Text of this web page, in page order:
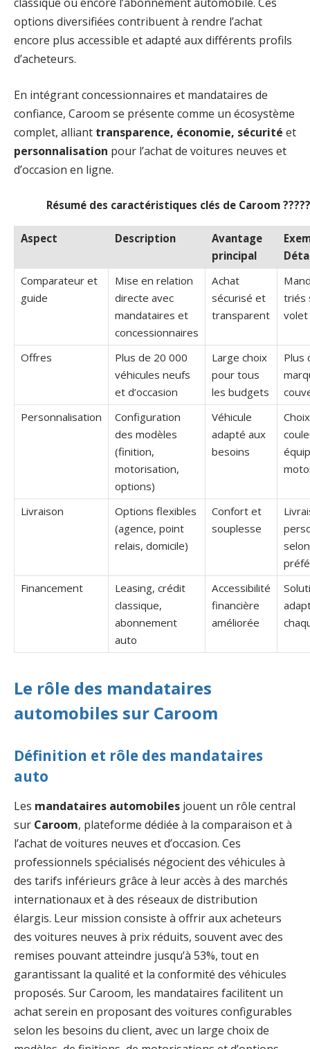
options diversifiées contribuent à rendre l’achat
encore plus accessible et adapté aux différents profils
d’acheteurs.
En intégrant concessionnaires et mandataires de
confiance, Caroom se présente comme un écosystème
complet, alliant transparence, économie, sécurité et
personnalisation pour l’achat de voitures neuves et
d’occasion en ligne.
Résumé des caractéristiques clés de Caroom
Aspect Description
Avantage
principal
Comparateur et
guide
Mise en relation
directe avec
mandataires et
concessionnaires
Achat
sécurisé et
transparent
triés
volet
Offres
Plus de 20 000
véhicules neufs
et d’occasion
Large choix
pour tous
les budgets
Plus
Personnalisation
Configuration
des modèles
(finition,
motorisation,
options)
Véhicule
adapté aux
besoins
Choix
Livraison
Options flexibles
(agence, point
relais, domicile)
Confort et
souplesse
selon
Financement
Leasing, crédit
classique,
abonnement
auto
Accessibilité
financière
améliorée
Le rôle des mandataires
automobiles sur Caroom
Définition et rôle des mandataires
auto
Les mandataires automobiles jouent un rôle central
sur Caroom, plateforme dédiée à la comparaison et à
l’achat de voitures neuves et d’occasion. Ces
professionnels spécialisés négocient des véhicules à
des tarifs inférieurs grâce à leur accès à des marchés
internationaux et à des réseaux de distribution
élargis. Leur mission consiste à offrir aux acheteurs
des voitures neuves à prix réduits, souvent avec des
remises pouvant atteindre jusqu’à 53%, tout en
garantissant la qualité et la conformité des véhicules
proposés. Sur Caroom, les mandataires facilitent un
achat serein en proposant des voitures configurables
selon les besoins du client, avec un large choix de